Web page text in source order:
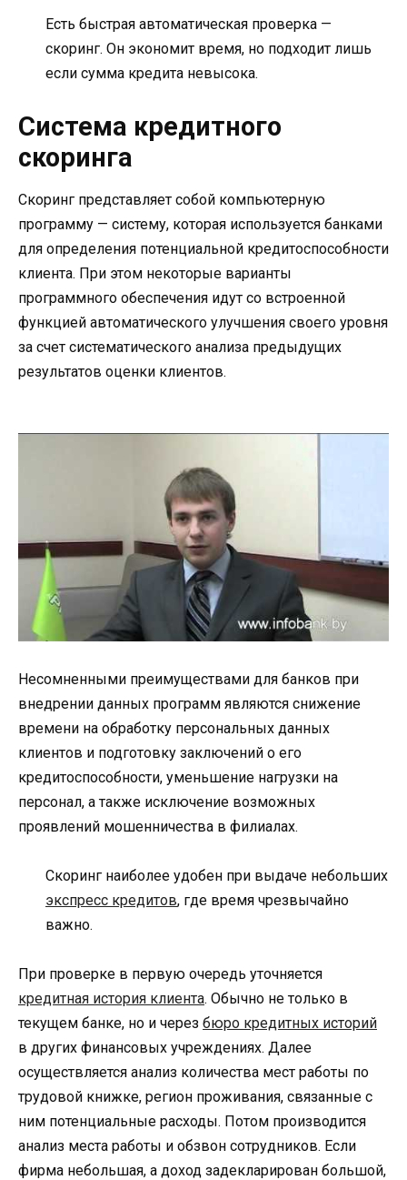
Есть быстрая автоматическая проверка —
скоринг. Он экономит время, но подходит лишь
если сумма кредита невысока.
Система кредитного
скоринга
Скоринг представляет собой компьютерную
программу — систему, которая используется банками
для определения потенциальной кредитоспособности
клиента. При этом некоторые варианты
программного обеспечения идут со встроенной
функцией автоматического улучшения своего уровня
за счет систематического анализа предыдущих
результатов оценки клиентов.
Несомненными преимуществами для банков при
внедрении данных программ являются снижение
времени на обработку персональных данных
клиентов и подготовку заключений о его
кредитоспособности, уменьшение нагрузки на
персонал, а также исключение возможных
проявлений мошенничества в филиалах.
Скоринг наиболее удобен при выдаче небольших
экспресс кредитов, где время чрезвычайно
важно.
При проверке в первую очередь уточняется
кредитная история клиента. Обычно не только в
текущем банке, но и через бюро кредитных историй
в других финансовых учреждениях. Далее
осуществляется анализ количества мест работы по
трудовой книжке, регион проживания, связанные с
ним потенциальные расходы. Потом производится
анализ места работы и обзвон сотрудников. Если
фирма небольшая, а доход задекларирован большой,